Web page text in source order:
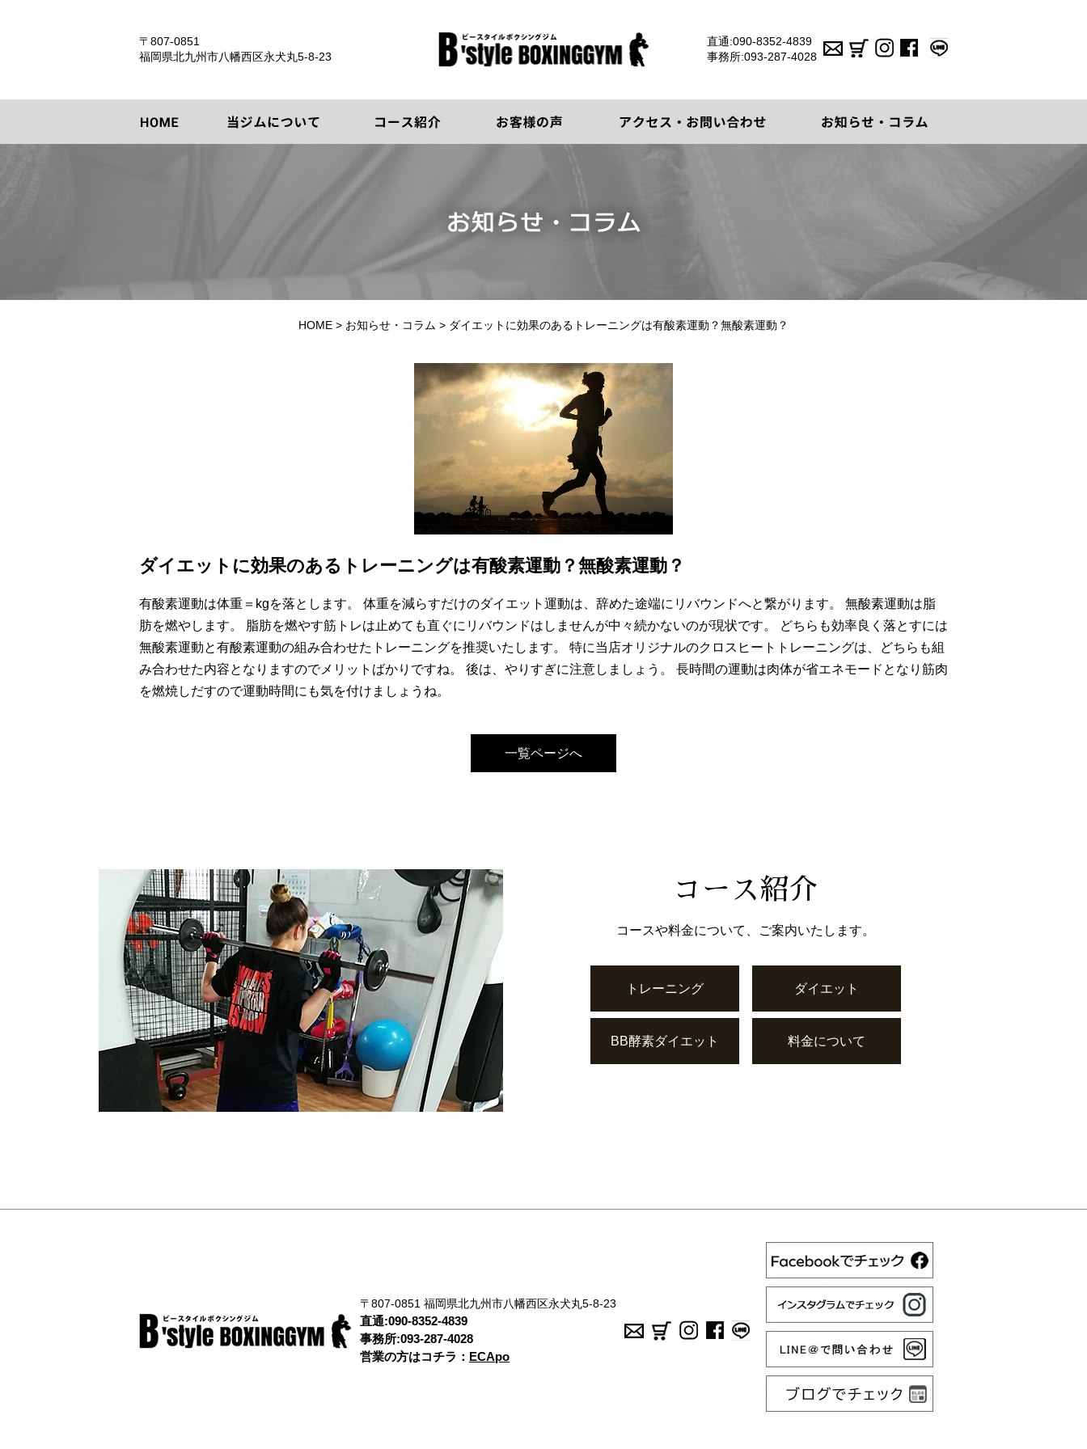
〒807-0851
福岡県北九州市八幡西区永犬丸5-8-23
直通:090-8352-4839
事務所:093-287-4028
HOME > お知らせ・コラム > ダイエットに効果のあるトレーニングは有酸素運動？無酸素運動？
ダイエットに効果のあるトレーニングは有酸素運動？無酸素運動？
有酸素運動は体重＝kgを落とします。 体重を減らすだけのダイエット運動は、辞めた途端にリバウンドへと繋がります。 無酸素運動は脂
肪を燃やします。 脂肪を燃やす筋トレは止めても直ぐにリバウンドはしませんが中々続かないのが現状です。 どちらも効率良く落とすには
無酸素運動と有酸素運動の組み合わせたトレーニングを推奨いたします。 特に当店オリジナルのクロスヒートトレーニングは、どちらも組
み合わせた内容となりますのでメリットばかりですね。 後は、やりすぎに注意しましょう。 長時間の運動は肉体が省エネモードとなり筋肉
を燃焼しだすので運動時間にも気を付けましょうね。
一覧ページへ
コース紹介
コースや料金について、ご案内いたします。
トレーニング ダイエット
BB酵素ダイエット 料金について
〒807-0851 福岡県北九州市八幡西区永犬丸5-8-23
直通:090-8352-4839
事務所:093-287-4028
営業の方はコチラ： ECApo